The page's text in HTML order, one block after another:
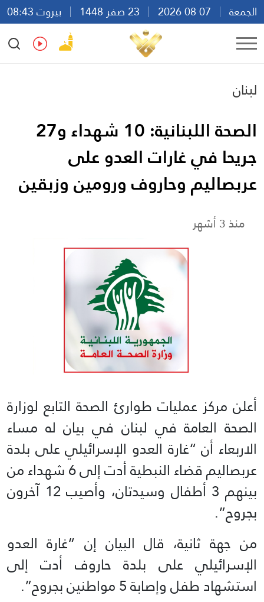
الجمعة
بيروت 08:43
Ar
En Fr Es
لبنان
الصحة اللبنانية: 10 شهداء و27
جريحا في غارات العدو على
عربصاليم وحاروف ورومين وزبقين
منذ 3 أشهر
أعلن مركز عمليات طوارئ الصحة التابع لوزارة
الصحة العامة في لبنان في بيان له مساء
الاربعاء أن “غارة العدو الإسرائيلي على بلدة
عربصاليم قضاء النبطية أدت إلى 6 شهداء من
بينهم 3 أطفال وسيدتان، وأصيب 12 آخرون
بجروح”.
من جهة ثانية، قال البيان إن “غارة العدو
الإسرائيلي على بلدة حاروف أدت إلى
استشهاد طفل وإصابة 5 مواطنين بجروح”.